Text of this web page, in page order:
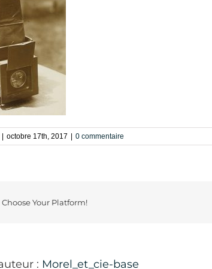
octobre 17th, 2017 0 commentaire
Choose Your Platform!
: Morel_et_cie-base